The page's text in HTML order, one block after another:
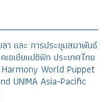
า และ การประชุมสมาพันธ์
เอเชียแปซิฟิก ประเทศไทย
World Puppet
UNIMA Asia-Pacific